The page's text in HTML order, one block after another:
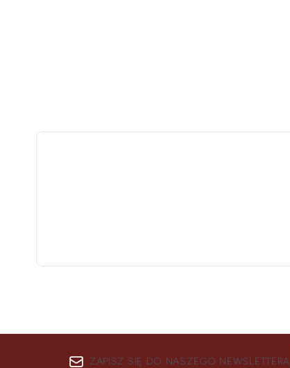
ZAPISZ SIĘ DO NASZEGO NEWSLETTERA